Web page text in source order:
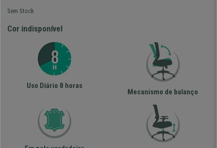
Sem Stock
Cor indisponível
Uso Diário 8 horas
Mecanismo de balanço